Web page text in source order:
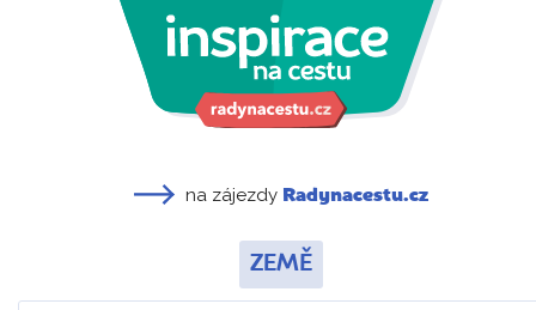
na zájezdy Radynacestu.cz
ZEMĚ